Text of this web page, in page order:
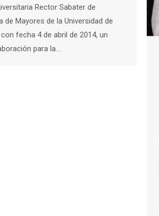
Rector Sabater de
de Mayores de la Universidad de
fecha 4 de abril de 2014, un
para la…